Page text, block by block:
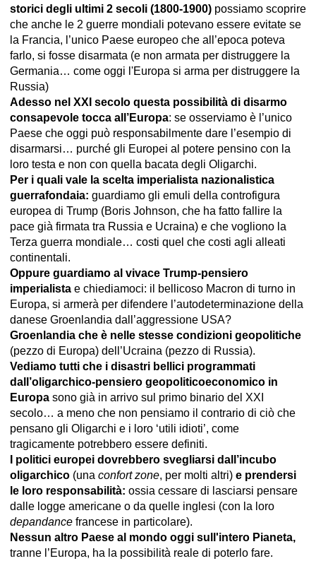
storici degli ultimi 2 secoli (1800-1900) possiamo scoprire
che anche le 2 guerre mondiali potevano essere evitate se
la Francia, l’unico Paese europeo che all’epoca poteva
farlo, si fosse disarmata (e non armata per distruggere la
Germania… come oggi l'Europa si arma per distruggere la
Russia)
Adesso nel XXI secolo questa possibilità di disarmo
consapevole tocca all’Europa: se osserviamo è l’unico
Paese che oggi può responsabilmente dare l’esempio di
disarmarsi… purché gli Europei al potere pensino con la
loro testa e non con quella bacata degli Oligarchi.
Per i quali vale la scelta imperialista nazionalistica
guerrafondaia: guardiamo gli emuli della controfigura
europea di Trump (Boris Johnson, che ha fatto fallire la
pace già firmata tra Russia e Ucraina) e che vogliono la
Terza guerra mondiale… costi quel che costi agli alleati
continentali.
Oppure guardiamo al vivace Trump-pensiero
imperialista e chiediamoci: il bellicoso Macron di turno in
Europa, si armerà per difendere l’autodeterminazione della
danese Groenlandia dall’aggressione USA?
Groenlandia che è nelle stesse condizioni geopolitiche
(pezzo di Europa) dell’Ucraina (pezzo di Russia).
Vediamo tutti che i disastri bellici programmati
dall’oligarchico-pensiero geopoliticoeconomico in
Europa sono già in arrivo sul primo binario del XXI
secolo… a meno che non pensiamo il contrario di ciò che
pensano gli Oligarchi e i loro ‘utili idioti’, come
tragicamente potrebbero essere definiti.
I politici europei dovrebbero svegliarsi dall’incubo
oligarchico (una confort zone, per molti altri) e prendersi
le loro responsabilità: ossia cessare di lasciarsi pensare
dalle logge americane o da quelle inglesi (con la loro
depandance francese in particolare).
Nessun altro Paese al mondo oggi sull'intero Pianeta,
tranne l’Europa, ha la possibilità reale di poterlo fare.